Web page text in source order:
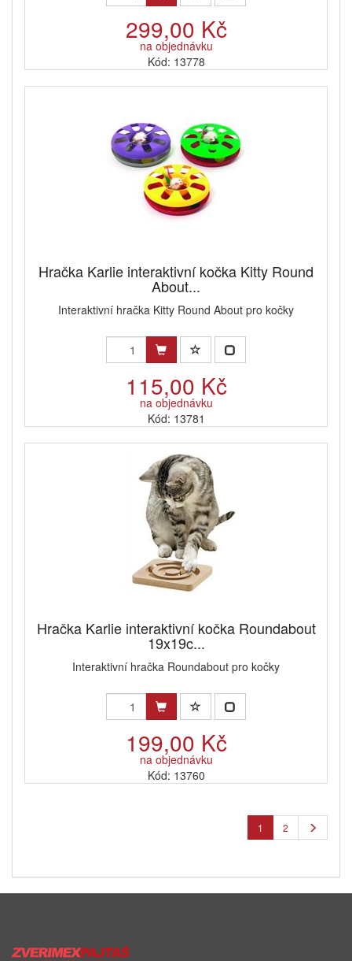
299,00 Kč
na objednávku
Kód: 13778
Hračka Karlie interaktivní kočka Kitty Round
About...
Interaktivní hračka Kitty Round About pro kočky
115,00 Kč
na objednávku
Kód: 13781
Hračka Karlie interaktivní kočka Roundabout
19x19c...
Interaktivní hračka Roundabout pro kočky
199,00 Kč
na objednávku
Kód: 13760
1 2